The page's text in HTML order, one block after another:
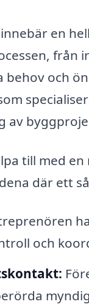
en
behov och
av
till med
där ett
och